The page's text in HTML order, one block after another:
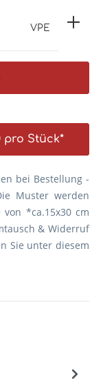
VPE
pro Stück*
bei Bestellung -
Muster werden
*ca.15x30 cm
& Widerruf
Sie unter diesem